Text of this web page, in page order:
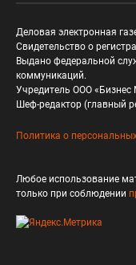
Деловая электронная
Свидетельство о
Выдано федеральной
коммуникаций.
Учредитель ООО «Бизнес
Шеф-редактор (главный
Политика о
Любое использование
только при соблюдении